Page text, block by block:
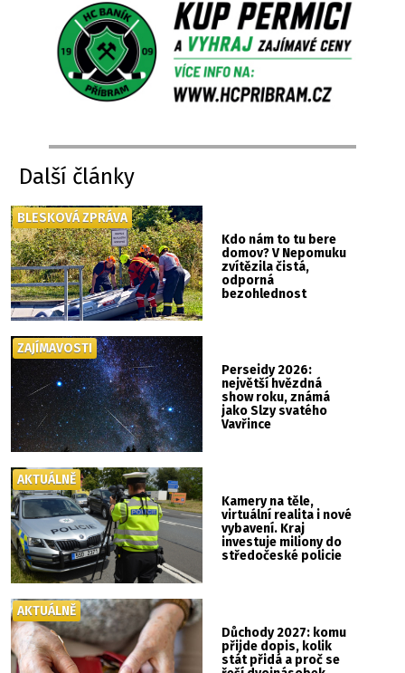
Další články
Kdo nám to tu bere
domov? V Nepomuku
zvítězila čistá,
odporná
bezohlednost
BLESKOVÁ ZPRÁVA
Perseidy 2026:
největší hvězdná
show roku, známá
jako Slzy svatého
Vavřince
ZAJÍMAVOSTI
Kamery na těle,
virtuální realita i nové
vybavení. Kraj
investuje miliony do
středočeské policie
AKTUÁLNĚ
Důchody 2027: komu
přijde dopis, kolik
stát přidá a proč se
AKTUÁLNĚ